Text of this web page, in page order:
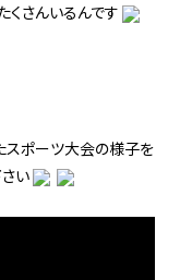
くさんいるんです
スポーツ大会の様子を
い